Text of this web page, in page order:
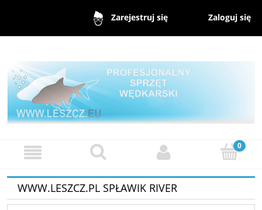
Zarejestruj się Zaloguj się
WWW.LESZCZ.PL SPŁAWIK RIVER